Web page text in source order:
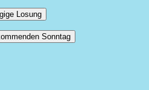
Losung
Sonntag